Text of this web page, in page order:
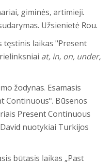
giminės, artimieji.
Užsienietė Rou.
tęstinis laikas "Present
at, in, on, under,
žodynas. Esamasis
Continuous". Būsenos
Present Continuous
nuotykiai Turkijos
būtasis laikas „Past